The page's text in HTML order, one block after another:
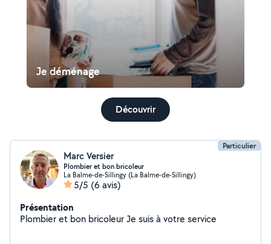
Je déménage
Découvrir
Particulier
Marc Versier
Plombier et bon bricoleur
La Balme-de-Sillingy (La Balme-de-Sillingy)
5/5 (6 avis)
Présentation
Plombier et bon bricoleur Je suis à votre service